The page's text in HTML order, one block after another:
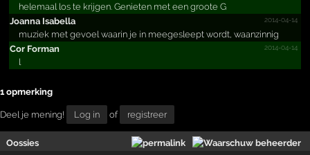
helemaal los te krijgen. Genieten met een groote G
Joanna Isabella
2014-04-14
muziek met gevoel waarin je in meegesleept wordt, waanzinnig
Cor Forman
2014-04-14
l
1 opmerking
Deel je mening! Log in of registreer
Oossies